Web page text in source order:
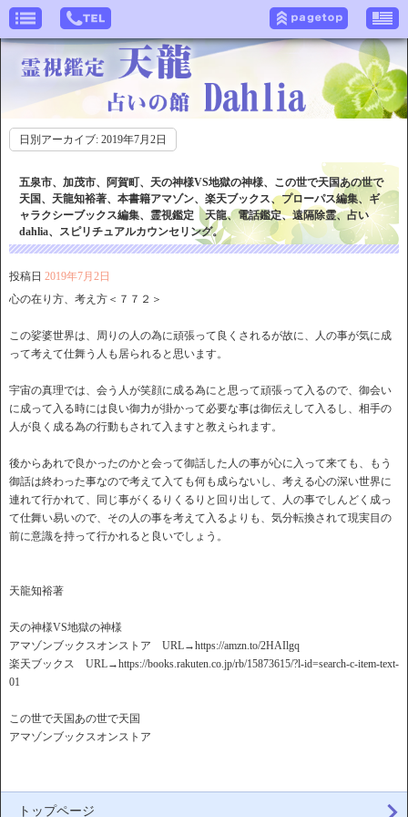
日別アーカイブ: 2019年7月2日
五泉市、加茂市、阿賀町、天の神様VS地獄の神様、この世で天国あの世で
天国、天龍知裕著、本書籍アマゾン、楽天ブックス、プローパス編集、ギ
ャラクシーブックス編集、霊視鑑定 天龍、電話鑑定、遠隔除霊、占い
dahlia、スピリチュアルカウンセリング。
投稿日 2019年7月2日
心の在り方、考え方＜７７２＞
この娑婆世界は、周りの人の為に頑張って良くされるが故に、人の事が気に成
って考えて仕舞う人も居られると思います。
宇宙の真理では、会う人が笑顔に成る為にと思って頑張って入るので、御会い
に成って入る時には良い御力が掛かって必要な事は御伝えして入るし、相手の
人が良く成る為の行動もされて入ますと教えられます。
後からあれで良かったのかと会って御話した人の事が心に入って来ても、もう
御話は終わった事なので考えて入ても何も成らないし、考える心の深い世界に
連れて行かれて、同じ事がくるりくるりと回り出して、人の事でしんどく成っ
て仕舞い易いので、その人の事を考えて入るよりも、気分転換されて現実目の
前に意識を持って行かれると良いでしょう。
天龍知裕著
天の神様VS地獄の神様
アマゾンブックスオンストア URL→https://amzn.to/2HAIlgq
楽天ブックス URL→https://books.rakuten.co.jp/rb/15873615/?l-id=search-c-item-text-
01
この世で天国あの世で天国
アマゾンブックスオンストア
トップページ